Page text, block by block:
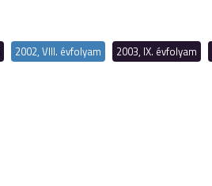
2002, VIII. évfolyam 2003, IX. évfolyam